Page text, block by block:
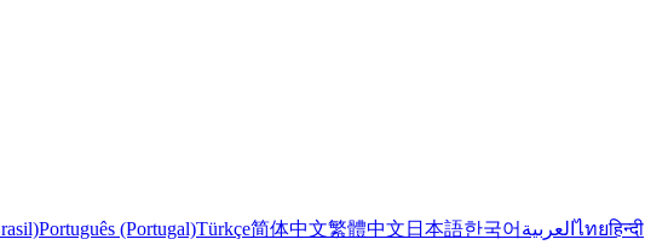
Português (Portugal)Türkçe简体中文繁體中文 日本語한국어 العربيةไทยहिन्दी